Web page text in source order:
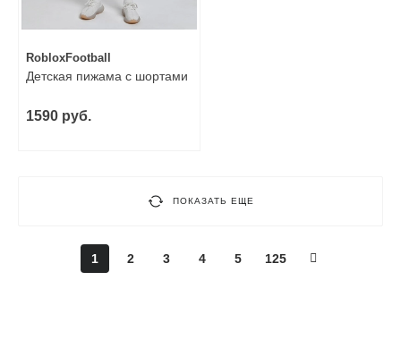
RobloxFootball
Детская пижама с шортами
1590 руб.
ПОКАЗАТЬ ЕЩЕ
1 2 3 4 5 125